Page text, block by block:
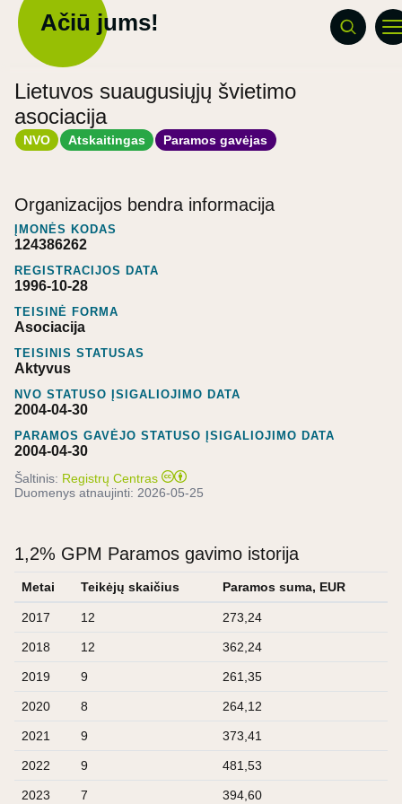
Ačiū jums!
Lietuvos suaugusiųjų švietimo
asociacija
NVO Atskaitingas Paramos gavėjas
Organizacijos bendra informacija
ĮMONĖS KODAS
124386262
REGISTRACIJOS DATA
1996-10-28
TEISINĖ FORMA
Asociacija
TEISINIS STATUSAS
Aktyvus
NVO STATUSO ĮSIGALIOJIMO DATA
2004-04-30
PARAMOS GAVĖJO STATUSO ĮSIGALIOJIMO DATA
2004-04-30
Šaltinis: Registrų Centras
Duomenys atnaujinti: 2026-05-25
1,2% GPM Paramos gavimo istorija
Metai Teikėjų skaičius Paramos suma, EUR
2017 12 273,24
2018 12 362,24
2019 9 261,35
2020 8 264,12
2021 9 373,41
2022 9 481,53
2023 7 394,60